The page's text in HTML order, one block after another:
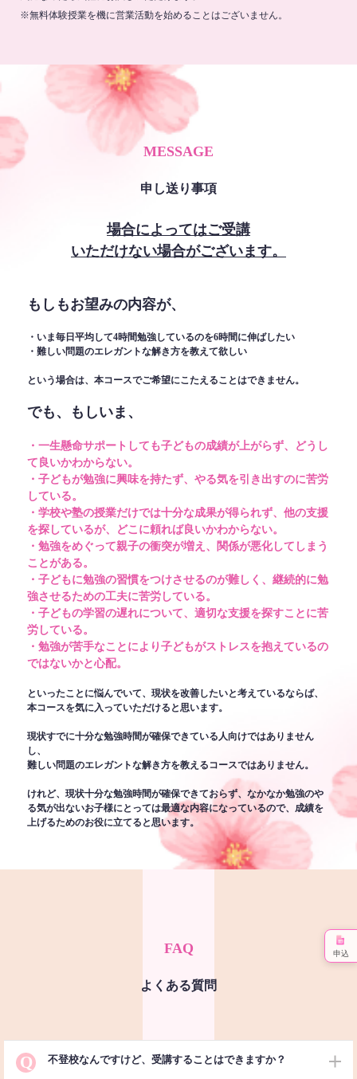
※無料体験授業を機に営業活動を始めることはございません。
MESSAGE
申し送り事項
場合によってはご受講
いただけない場合がございます。
もしもお望みの内容が、
・いま毎日平均して4時間勉強しているのを6時間に伸ばしたい
・難しい問題のエレガントな解き方を教えて欲しい
という場合は、本コースでご希望にこたえることはできません。
でも、もしいま、
・一生懸命サポートしても子どもの成績が上がらず、どうし
て良いかわからない。
・子どもが勉強に興味を持たず、やる気を引き出すのに苦労
している。
・学校や塾の授業だけでは十分な成果が得られず、他の支援
を探しているが、どこに頼れば良いかわからない。
・勉強をめぐって親子の衝突が増え、関係が悪化してしまう
ことがある。
・子どもに勉強の習慣をつけさせるのが難しく、継続的に勉
強させるための工夫に苦労している。
・子どもの学習の遅れについて、適切な支援を探すことに苦
労している。
・勉強が苦手なことにより子どもがストレスを抱えているの
ではないかと心配。
といったことに悩んでいて、現状を改善したいと考えているならば、
本コースを気に入っていただけると思います。
現状すでに十分な勉強時間が確保できている人向けではありません
し、
難しい問題のエレガントな解き方を教えるコースではありません。
けれど、現状十分な勉強時間が確保できておらず、なかなか勉強のや
る気が出ないお子様にとっては最適な内容になっているので、成績を
上げるためのお役に立てると思います。
FAQ
よくある質問
Q 不登校なんですけど、受講することはできますか？
申込